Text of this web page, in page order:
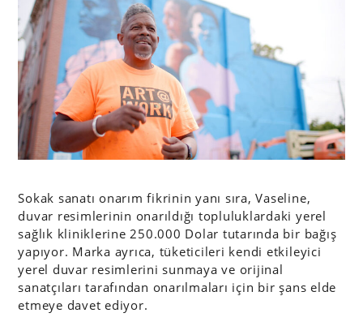
Sokak sanatı onarım fikrinin yanı sıra, Vaseline,
duvar resimlerinin onarıldığı topluluklardaki yerel
sağlık kliniklerine 250.000 Dolar tutarında bir bağış
yapıyor. Marka ayrıca, tüketicileri kendi etkileyici
yerel duvar resimlerini sunmaya ve orijinal
sanatçıları tarafından onarılmaları için bir şans elde
etmeye davet ediyor.